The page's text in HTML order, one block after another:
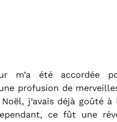
m’a été accordée
profusion de
Noël, j’avais déjà goûté
ce fût une